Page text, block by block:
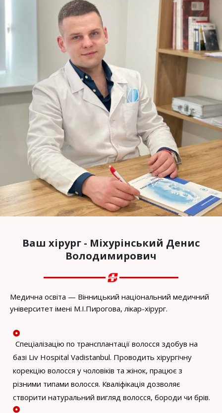
Ваш хірург - Міхурінський Денис
Володимирович
Медична освіта — Вінницький національний медичний
університет імені М.І.Пирогова, лікар-хірург.
Спеціалізацію по трансплантації волосся здобув на
базі Liv Hospital Vadistanbul. Проводить хірургічну
корекцію волосся у чоловіків та жінок, працює з
різними типами волосся. Кваліфікація дозволяє
створити натуральний вигляд волосся, бороди чи брів.